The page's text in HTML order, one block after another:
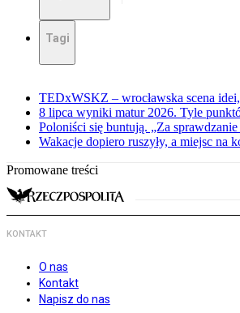
Tagi
TEDxWSKZ – wrocławska scena
8 lipca wyniki matur 2026. Tyle
Poloniści się buntują. „Za
Wakacje dopiero ruszyły, a miejsc na
Promowane treści
KONTAKT
O nas
Kontakt
Napisz do nas